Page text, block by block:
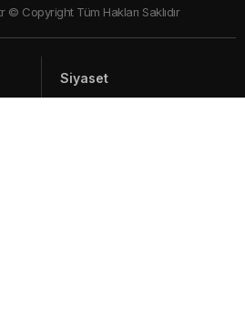
© Copyright Tüm Hakları Saklıdır
Siyaset